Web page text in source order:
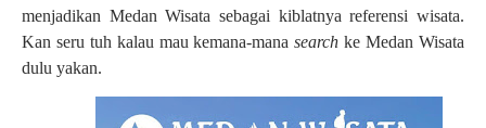
menjadikan Medan Wisata sebagai kiblatnya referensi wisata.
Kan seru tuh kalau mau kemana-manasearch ke Medan Wisata
dulu yakan.